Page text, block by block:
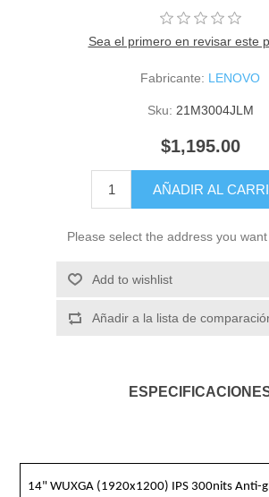
Sea el primero en revisar este
Fabricante: LENOVO
Sku: 21M3004JLM
$1,195.00
AÑADIR AL
Please select the address you
Add to wishlist
Añadir a la lista de
14" WUXGA (1920x1200) IPS 300nits Anti-